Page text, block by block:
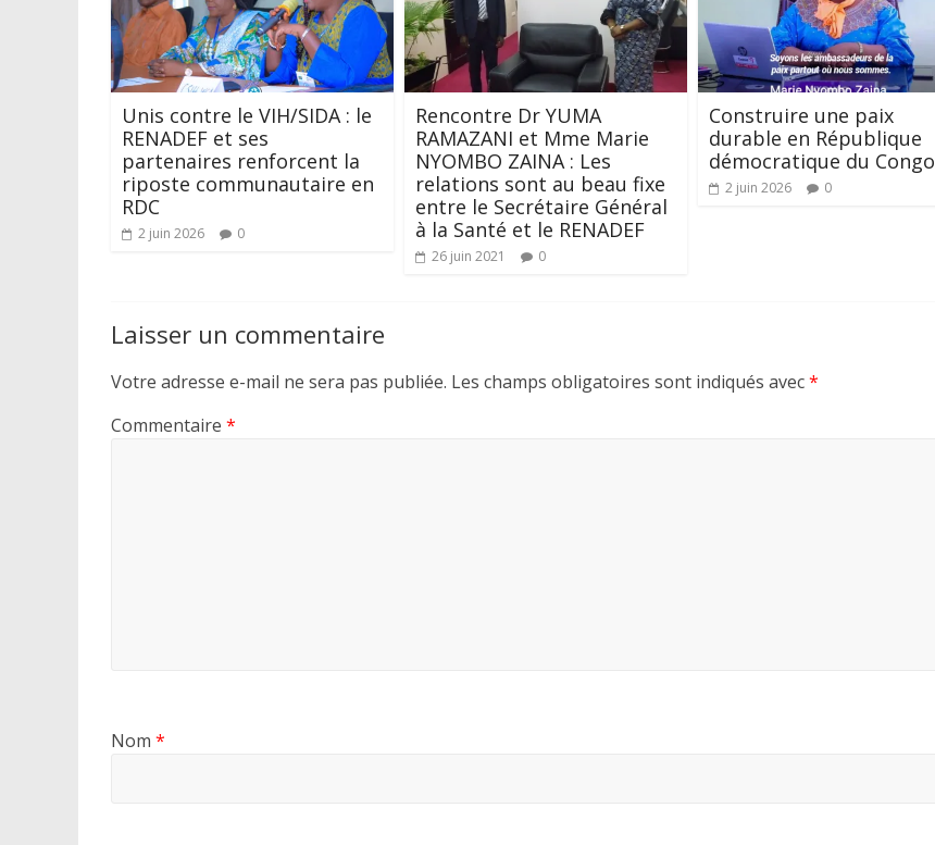
Unis contre le VIH/SIDA : le
RENADEF et ses
partenaires renforcent la
riposte communautaire en
RDC
2 juin 2026 0
Rencontre Dr YUMA
RAMAZANI et Mme Marie
NYOMBO ZAINA : Les
relations sont au beau fixe
entre le Secrétaire Général
à la Santé et le RENADEF
26 juin 2021 0
Construire une paix
durable en République
démocratique du Congo
2 juin 2026 0
Laisser un commentaire
Votre adresse e-mail ne sera pas publiée. Les champs obligatoires sont indiqués avec*
Commentaire *
Nom *